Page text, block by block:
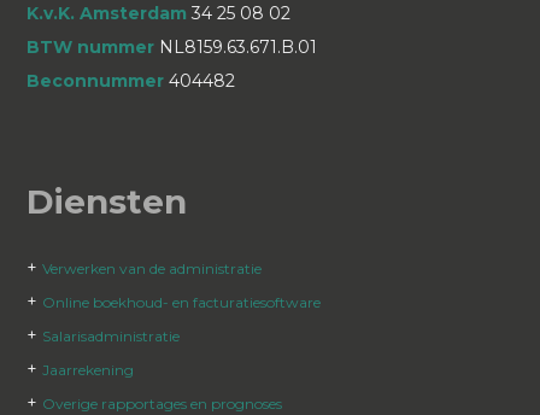
K.v.K. Amsterdam 34 25 08 02
BTW nummer NL8159.63.671.B.01
Beconnummer 404482
Diensten
+Verwerken van de administratie
+ Online boekhoud- en facturatiesoftware
+ Salarisadministratie
+Jaarrekening
+ Overige rapportages en prognoses